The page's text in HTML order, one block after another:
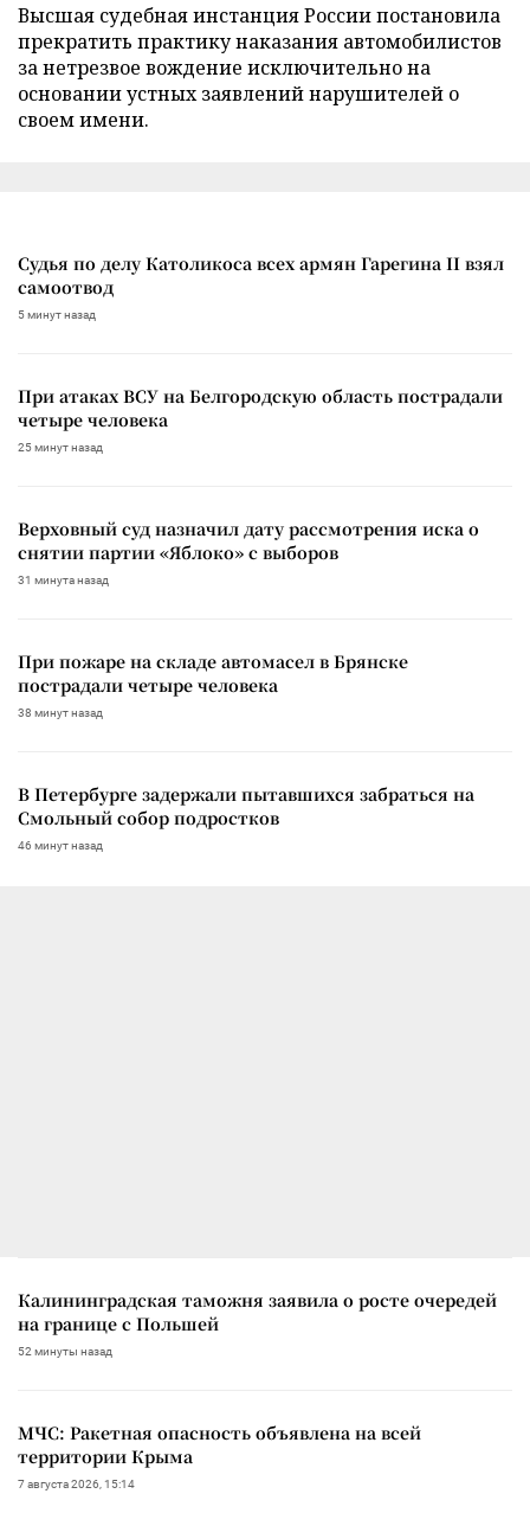
Высшая судебная инстанция России постановила
прекратить практику наказания автомобилистов
за нетрезвое вождение исключительно на
основании устных заявлений нарушителей о
своем имени.
Судья по делу Католикоса всех армян Гарегина II взял
самоотвод
5 минут назад
При атаках ВСУ на Белгородскую область пострадали
четыре человека
25 минут назад
Верховный суд назначил дату рассмотрения иска о
снятии партии «Яблоко» с выборов
31 минута назад
При пожаре на складе автомасел в Брянске
пострадали четыре человека
38 минут назад
В Петербурге задержали пытавшихся забраться на
Смольный собор подростков
46 минут назад
Калининградская таможня заявила о росте очередей
на границе с Польшей
52 минуты назад
МЧС: Ракетная опасность объявлена на всей
территории Крыма
7 августа 2026, 15:14